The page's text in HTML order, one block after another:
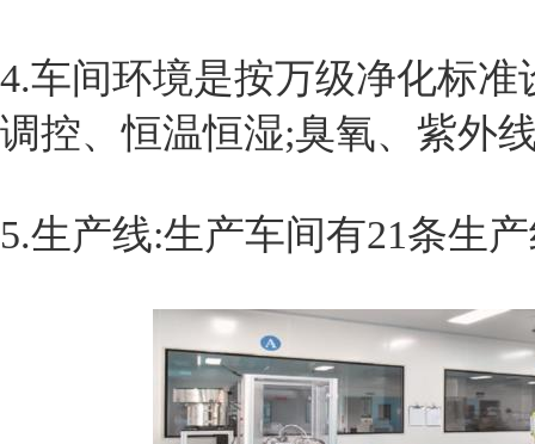
4.车间环境是按万级净化标
调控、恒温恒湿;臭氧、紫外
5.生产线:生产车间有21条生